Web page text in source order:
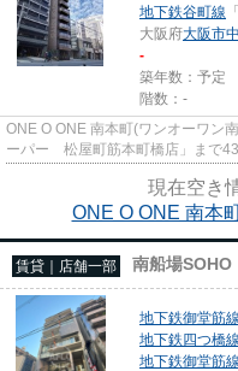
地下鉄谷町線 「
大阪府大阪市
-
築年数：予定
階数：-
ONE O ONE 南本町(ワンオーワン
ーパー 松屋町筋本町橋店」まで
ざわざゴミを捨てに行く手間が...
現在空き
ONE O ONE 南本
賃貸｜店舗一部 南船場SOHO
地下鉄御堂筋線
地下鉄四つ橋線
地下鉄御堂筋線